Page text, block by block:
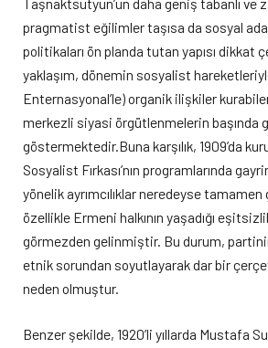
pragmatist eğilimler taşısa da sosyal
politikaları ön planda tutan yapısı dikkat
yaklaşım, dönemin sosyalist
Enternasyonal’le) organik ilişkiler
merkezli siyasi örgütlenmelerin başında
göstermektedir.Buna karşılık, 1909’da
Sosyalist Fırkası’nın programlarında
yönelik ayrımcılıklar neredeyse tamamen
özellikle Ermeni halkının yaşadığı
görmezden gelinmiştir. Bu durum,
etnik sorundan soyutlayarak dar bir
neden olmuştur.
Benzer şekilde, 1920’li yıllarda Mustafa